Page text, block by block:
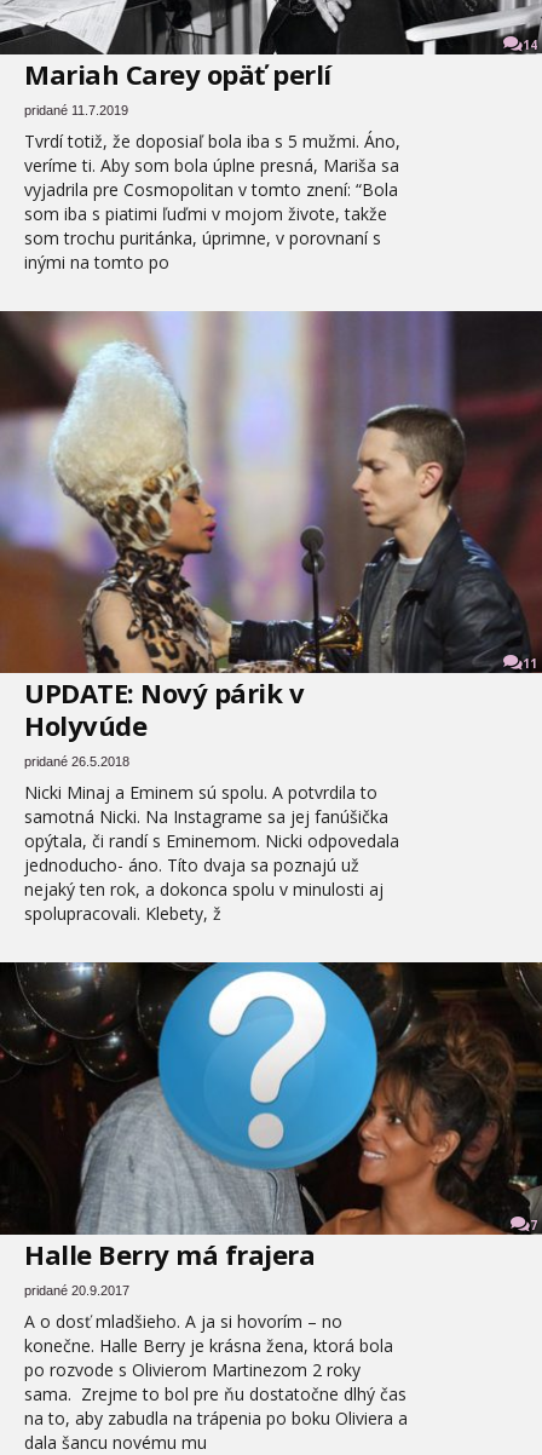
14
Mariah Carey opäť perlí
pridané 11.7.2019
Tvrdí totiž, že doposiaľ bola iba s 5 mužmi. Áno,
veríme ti. Aby som bola úplne presná, Mariša sa
vyjadrila pre Cosmopolitan v tomto znení: “Bola
som iba s piatimi ľuďmi v mojom živote, takže
som trochu puritánka, úprimne, v porovnaní s
inými na tomto po
11
UPDATE: Nový párik v
Holyvúde
pridané 26.5.2018
Nicki Minaj a Eminem sú spolu. A potvrdila to
samotná Nicki. Na Instagrame sa jej fanúšička
opýtala, či randí s Eminemom. Nicki odpovedala
jednoducho- áno. Títo dvaja sa poznajú už
nejaký ten rok, a dokonca spolu v minulosti aj
spolupracovali. Klebety, ž
7
Halle Berry má frajera
pridané 20.9.2017
A o dosť mladšieho. A ja si hovorím – no
konečne. Halle Berry je krásna žena, ktorá bola
po rozvode s Olivierom Martinezom 2 roky
sama. Zrejme to bol pre ňu dostatočne dlhý čas
na to, aby zabudla na trápenia po boku Oliviera a
dala šancu novému mu